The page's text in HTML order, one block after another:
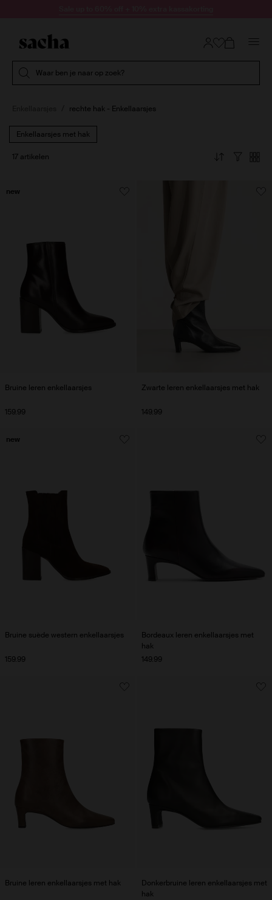
Waar ben je naar op zoek?
rechte hak - Enkellaarsjes
Enkellaarsjes met hak
17 artikelen
Bruine leren enkellaarsjes
159.99
new
Zwarte leren enkellaarsjes met hak
149.99
Bruine suède western enkellaarsjes
159.99
new
Bordeaux leren enkellaarsjes met
hak
149.99
Bruine leren enkellaarsjes met hak
Donkerbruine leren enkellaarsjes met
hak